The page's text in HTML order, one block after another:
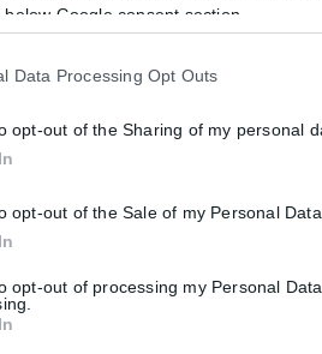
Google consent section.
Data Processing Opt Outs
opt-out of the Sharing of my personal
opt-out of the Sale of my Personal Data.
opt-out of processing my Personal
που έφερε τα χρώματα της ιρανικής
οι ιερότεροι χώροι λατρείας
φόρος τιμής προς τον Ιρανό ηγέτη
των εντάσεων με τις ΗΠΑ.
μαζί του στην Τεχεράνη
χωρίς ωστόσο να γίνει και δική
ανώτατος ηγέτης της Ισλαμικής